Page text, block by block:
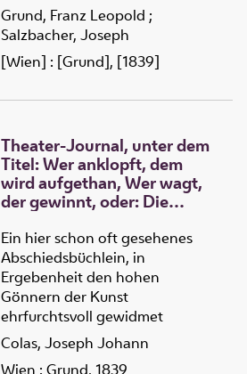
Grund, Franz Leopold ;
Salzbacher, Joseph
[Wien] : [Grund], [1839]
Theater-Journal, unter dem
Titel: Wer anklopft, dem
wird aufgethan, Wer wagt,
der gewinnt, oder: Die
betrübte Souffleur
Ein hier schon oft gesehenes
Abschiedsbüchlein, in
Ergebenheit den hohen
Gönnern der Kunst
ehrfurchtsvoll gewidmet
Colas, Joseph Johann
Wien : Grund, 1839